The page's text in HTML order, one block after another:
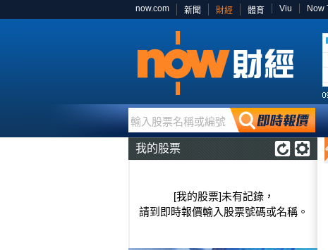
now.com 新聞 財經 體育 Viu Now
輸入股票名稱或編號
我的股票
[我的股票]未有記錄，
請到即時報價輸入股票號碼或名稱。